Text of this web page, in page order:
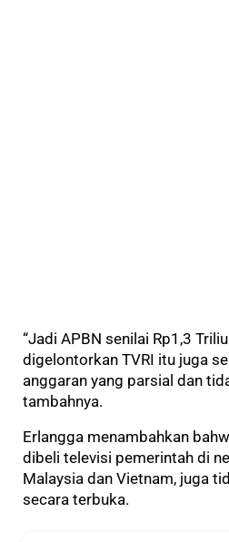
“Jadi APBN senilai Rp1,3
digelontorkan TVRI itu juga
anggaran yang parsial dan
tambahnya.
Erlangga menambahkan
dibeli televisi pemerintah di
Malaysia dan Vietnam, juga
secara terbuka.